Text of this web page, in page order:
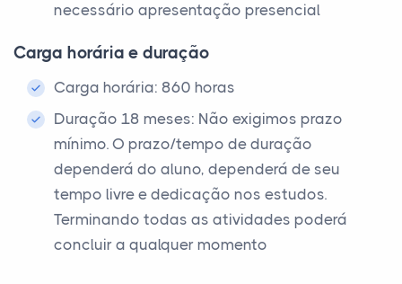
necessário apresentação presencial
Carga horária e duração
Carga horária: 860 horas
Duração 18 meses: Não exigimos prazo
mínimo. O prazo/tempo de duração
dependerá do aluno, dependerá de seu
tempo livre e dedicação nos estudos.
Terminando todas as atividades poderá
concluir a qualquer momento